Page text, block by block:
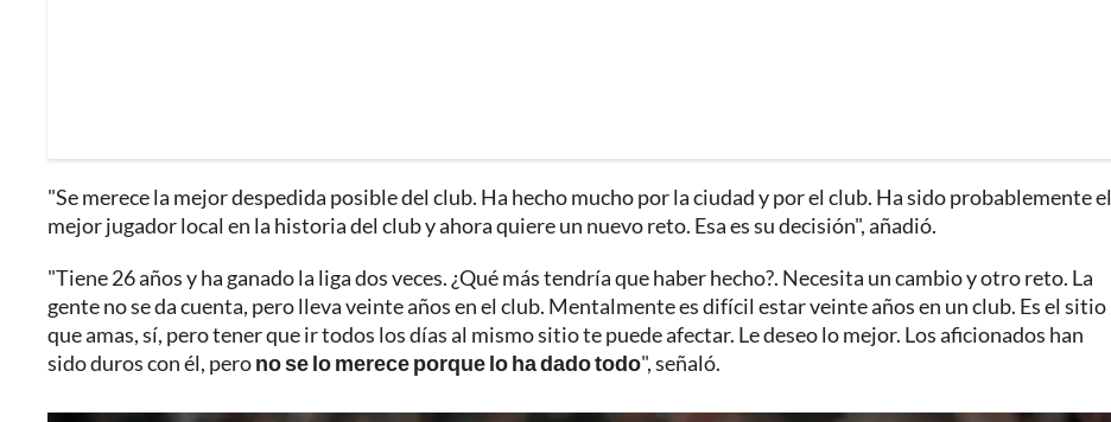
"Se merece la mejor despedida posible del club. Ha hecho mucho por la ciudad y por el club. Ha sido probablemente el
mejor jugador local en la historia del club y ahora quiere un nuevo reto. Esa es su decisión", añadió.
"Tiene 26 años y ha ganado la liga dos veces. ¿Qué más tendría que haber hecho?. Necesita un cambio y otro reto. La
gente no se da cuenta, pero lleva veinte años en el club. Mentalmente es difícil estar veinte años en un club. Es el sitio
que amas, sí, pero tener que ir todos los días al mismo sitio te puede afectar. Le deseo lo mejor. Los aficionados han
sido duros con él, perono se lo merece porque lo ha dado todo", señaló.